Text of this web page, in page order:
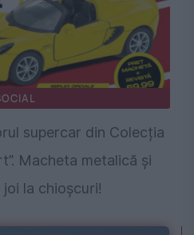
supercar din Colecția
Macheta metalică și
la chioșcuri!